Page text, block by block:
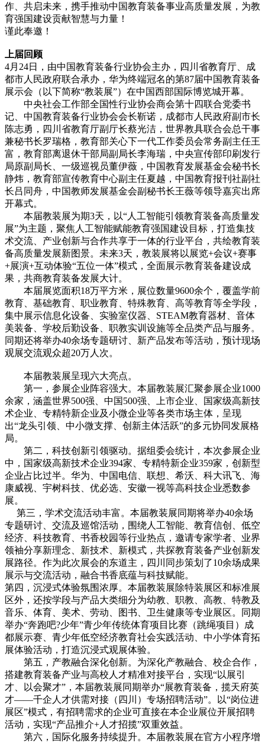
作、共启未来，携手推动中国教育装备事业高质量发展，为教
育强国建设贡献智慧与力量！
谨此奉邀！
上届回顾
4月24日，由中国教育装备行业协会主办，四川省教育厅、成
都市人民政府联合承办，华为终端冠名的第87届中国教育装备
展示会（以下简称“教装展”）在中国西部国际博览城开幕。
中央社会工作部全国性行业协会商会第十四联合党委书
记、中国教育装备行业协会会长靳诺，成都市人民政府副市长
陈志勇，四川省教育厅副厅长蔡光洁，世界教具联合会总干事
兼秘书长罗瑞格，教育部关心下一代工作委员会常务副主任王
富，教育部离退休干部局副局长李海瑞，中央宣传部印刷发行
局原副局长、一级巡视员董伊薇，中国教育发展基金会秘书长
静炜，教育部宣传教育中心副主任夏越，中国教育报刊社副社
长吕同舟，中国教师发展基金会副秘书长王薇等领导嘉宾出席
开幕式。
本届教装展为期3天，以“人工智能引领教育装备高质量发
展”为主题，聚焦人工智能赋能教育强国建设目标，打造集技
术交流、产业创新与合作共享于一体的行业平台，共绘教育装
备高质量发展新图景。未来3天，教装展将以展览+会议+赛事
+展演+互动体验“五位一体”模式，全面展示教育装备建设成
果，共商教育装备发展大计。
本届展览面积18万平方米，展位数量9600余个，覆盖学前
教育、基础教育、职业教育、特殊教育、高等教育等全学段，
集中展示信息化设备、实验室仪器、STEAM教育器材、音体
美装备、学校后勤设备、职教实训设施等全品类产品与服务。
同期还将举办40余场专题研讨、新产品发布等活动，预计现场
观展交流观众超20万人次。
本届教装展呈现六大亮点。
第一，参展企业阵容强大。本届教装展汇聚参展企业1000
余家，涵盖世界500强、中国500强、上市企业、国家级高新技
术企业、专精特新企业及小微企业等各类市场主体，呈现
出“龙头引领、中小微支撑、创新主体活跃”的多元协同发展格
局。
第二，科技创新引领驱动。据组委会统计，本次参展企业
中，国家级高新技术企业394家、专精特新企业359家，创新型
企业占比过半。华为、中国电信、联想、希沃、科大讯飞、海
康威视、宇树科技、优必选、安徽一视等高科技企业悉数参
展。
第三，学术交流活动丰富。本届教装展同期将举办40余场
专题研讨、交流及巡馆活动，围绕人工智能、教育信创、低空
经济、科技教育、书香校园等行业热点，邀请专家学者、业界
领袖分享新理念、新技术、新模式，共探教育装备产业创新发
展路径。作为此次展会的东道主，四川同步策划了10余场成果
展示与交流活动，融合书香底蕴与科技赋能。
第四，沉浸式体验氛围浓厚。本届教装展除特装展区和标准展
区外，还按学段与产品大类细分为幼教、职教、高教、特教及
音乐、体育、美术、劳动、图书、卫生健康等专业展区。同期
举办“奔跑吧?少年”青少年传统体育项目比赛（跳绳项目）成
都展示赛、青少年低空经济教育社会实践活动、中小学体育拓
展体验活动，打造沉浸式观展体验。
第五，产教融合深化创新。为深化产教融合、校企合作，
搭建教育装备产业与高校人才精准对接平台，实现“以展引
才、以会聚才”，本届教装展同期举办“展教育装备，揽天府英
才——千企人才供需对接（四川）专场招聘活动”。以“岗位进
展区”模式，有招聘需求的企业可直接在本企业展位开展招聘
活动，实现“产品推介+人才招揽”双重效益。
第六，国际化服务持续提升。本届教装展在官方小程序增